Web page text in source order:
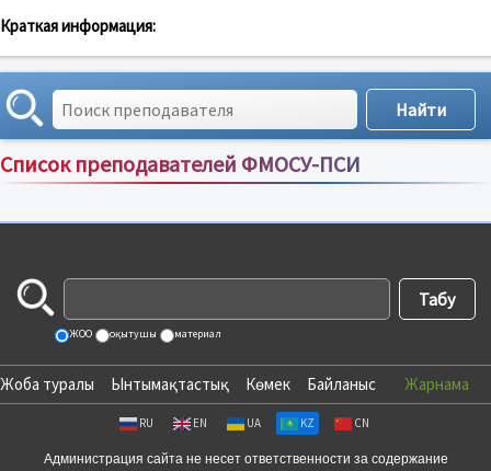
Краткая информация:
Список преподавателей ФМОСУ-ПСИ
Сортировка по:имени;рейтингу;отзывам
ЖОО оқытушы материал
Жоба туралы Ынтымақтастық Көмек Байланыс Жарнама
RU EN UA KZ CN
Администрация сайта не несет ответственности за содержание